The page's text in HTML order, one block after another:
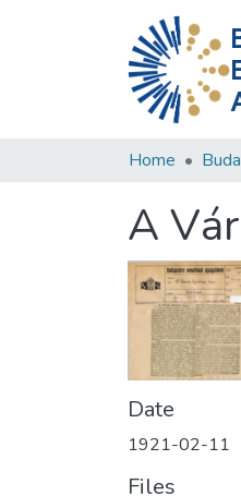
Home
A
Date
1921-02-11
Files